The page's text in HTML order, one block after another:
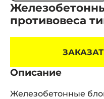
противовеса
Описание
Железобетонные